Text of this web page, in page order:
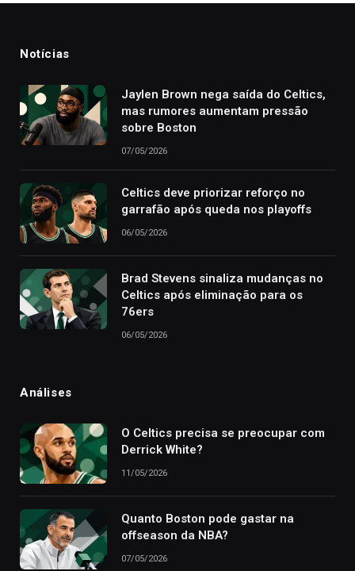
Notícias
Jaylen Brown nega saída do Celtics,
mas rumores aumentam pressão
sobre Boston
07/05/2026
Celtics deve priorizar reforço no
garrafão após queda nos playoffs
06/05/2026
Brad Stevens sinaliza mudanças no
Celtics após eliminação para os
76ers
06/05/2026
Análises
O Celtics precisa se preocupar com
Derrick White?
11/05/2026
Quanto Boston pode gastar na
offseason da NBA?
07/05/2026